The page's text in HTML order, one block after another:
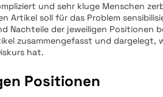
und sehr kluge Menschen
Artikel soll für das Problem
Nachteile der jeweiligen Positionen
zusammengefasst und dargelegt,
hat.
Positionen